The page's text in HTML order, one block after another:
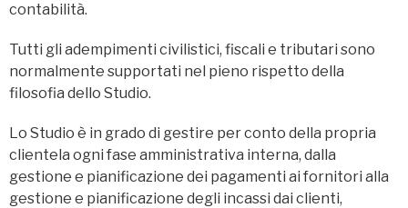
- Alice Coazzoli
- Manuela Paiano
- Anna Paparusso
contabilità.
Tutti gli adempimenti civilistici, fiscali e tributari sono
normalmente supportati nel pieno rispetto della
filosofia dello Studio.
Lo Studio è in grado di gestire per conto della propria
clientela ogni fase amministrativa interna, dalla
gestione e pianificazione dei pagamenti ai fornitori alla
gestione e pianificazione degli incassi dai clienti,